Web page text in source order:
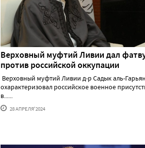
Верховный муфтий Ливии дал
против российской оккупации
Верховный муфтий Ливии д-р Садык аль-
охарактеризовал российское военное
в......
28 АПРЕЛЯ'2024